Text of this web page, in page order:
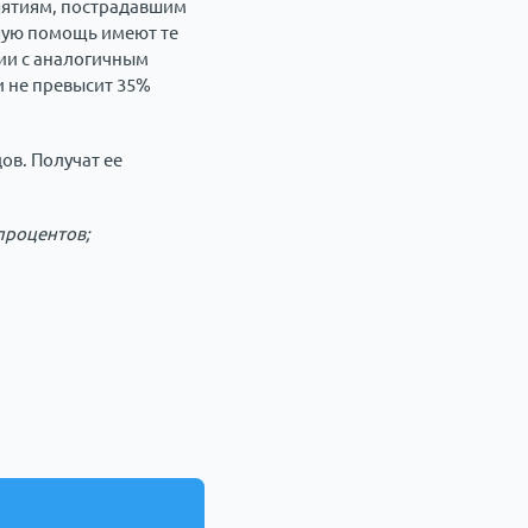
пострадавшим
помощь имеют те
с аналогичным
превысит 35%
Получат ее